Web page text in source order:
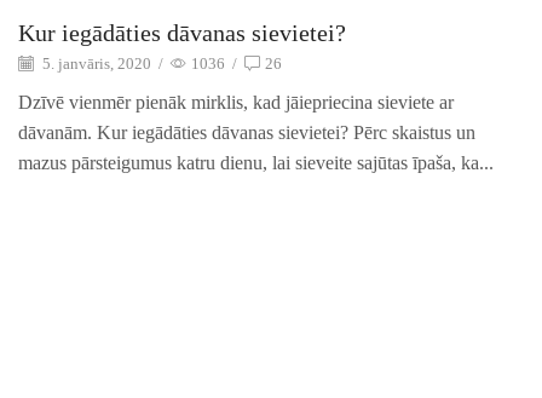
Idejas un risinājumi
Kur iegādāties dāvanas sievietei?
5. janvāris, 2020 / 1036 / 26
Dzīvē vienmēr pienāk mirklis, kad jāiepriecina sieviete ar
dāvanām. Kur iegādāties dāvanas sievietei? Pērc skaistus un
mazus pārsteigumus katru dienu, lai sieveite sajūtas īpaša, ka...